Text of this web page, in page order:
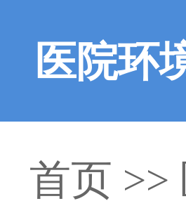
医院环
首页 >>